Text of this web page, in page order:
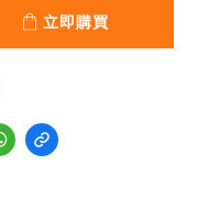
立即購買